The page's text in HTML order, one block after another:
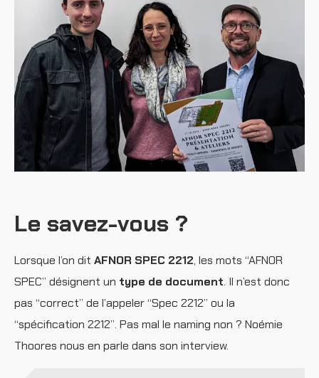
Le savez-vous ?
Lorsque l’on dit AFNOR SPEC 2212, les mots “AFNOR
SPEC” désignent un type de document. Il n’est donc
pas “correct” de l’appeler “Spec 2212” ou la
“spécification 2212”. Pas mal le naming non ? Noémie
Thoores nous en parle dans son interview.